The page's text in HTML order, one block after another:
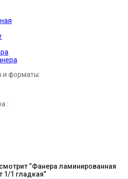
и форматы:
:
“Фанера ламинированная
1 гладкая”